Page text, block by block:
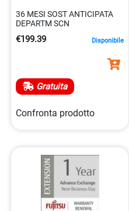
36 MESI SOST ANTICIPATA
DEPARTM SCN
€199.39 Disponibile
Gratuita
Confronta prodotto